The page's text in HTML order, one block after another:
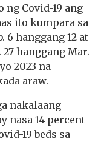
ng Covid-19 ang
ito kumpara sa
6 hanggang 12 at
hanggang Mar.
2023 na
araw.
nakalaang
nasa 14 percent
19 beds sa